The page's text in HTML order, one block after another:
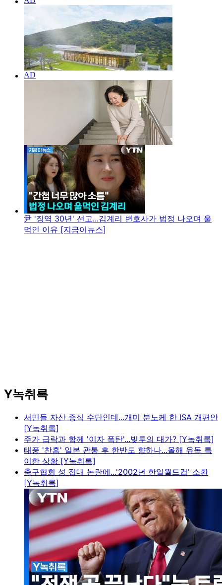
尹 '징역 30년' 선고...김계리 변호사가 법정 나오며 울
먹인 이유 [지금이뉴스]
Y녹취록
서민들 자산 증식 수단인데...개미 분노케 한 ISA 개편안
[Y녹취록]
주가 급락과 함께 '이자 폭탄'...빚투의 대가? [Y녹취록]
태풍 '찬홈' 일본 관통 후 한반도 향하나...올해 유독 특
이한 상황 [Y녹취록]
축구협회 성 접대 논란에...'2002년 한일월드컵' 소환
[Y녹취록]